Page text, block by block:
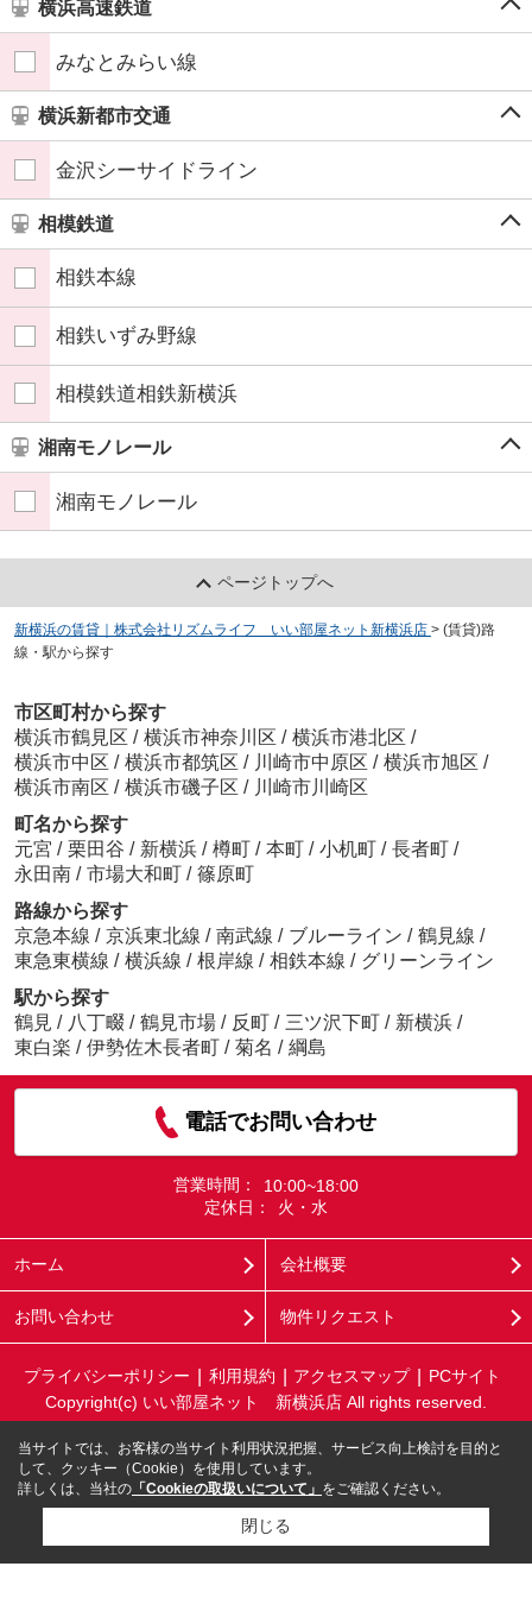
横浜高速鉄道
みなとみらい線
横浜新都市交通
金沢シーサイドライン
相模鉄道
相鉄本線
相鉄いずみ野線
相模鉄道相鉄新横浜
湘南モノレール
湘南モノレール
ページトップへ
新横浜の賃貸｜株式会社リズムライフ いい部屋ネット新横浜店 > (賃貸)路
線・駅から探す
市区町村から探す
横浜市鶴見区 / 横浜市神奈川区 / 横浜市港北区 /
横浜市中区 / 横浜市都筑区 / 川崎市中原区 / 横浜市旭区 /
横浜市南区 / 横浜市磯子区 / 川崎市川崎区
町名から探す
元宮 / 栗田谷 / 新横浜 / 樽町 / 本町 / 小机町 / 長者町 /
永田南 / 市場大和町 / 篠原町
路線から探す
京急本線 / 京浜東北線 / 南武線 / ブルーライン / 鶴見線 /
東急東横線 / 横浜線 / 根岸線 / 相鉄本線 / グリーンライン
駅から探す
鶴見 / 八丁畷 / 鶴見市場 / 反町 / 三ツ沢下町 / 新横浜 /
東白楽 / 伊勢佐木長者町 / 菊名 / 綱島
電話でお問い合わせ
営業時間：
10:00~18:00
定休日：
火・水
ホーム 会社概要
お問い合わせ 物件リクエスト
プライバシーポリシー 利用規約 アクセスマップ
PCサイト
Copyright(c) いい部屋ネット 新横浜店 All rights reserved.
当サイトでは、お客様の当サイト利用状況把握、サービス向上検討を目的と
して、クッキー（Cookie）を使用しています。
詳しくは、当社の 「Cookieの取扱いについて」 をご確認ください。
閉じる